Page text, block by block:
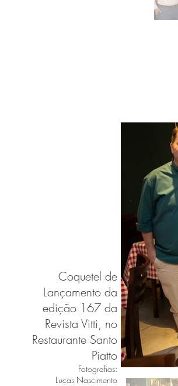
Coquetel de
Lançamento da
edição 167 da
Revista Vitti, no
Restaurante Santo
Piatto
Fotografias:
Lucas Nascimento